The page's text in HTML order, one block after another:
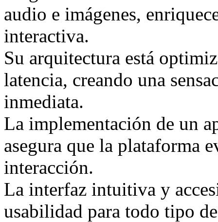
audio e imágenes,
interactiva.
Su arquitectura está
latencia, creando una
inmediata.
La implementación de un
asegura que la plataforma
interacción.
La interfaz intuitiva y
usabilidad para todo tipo